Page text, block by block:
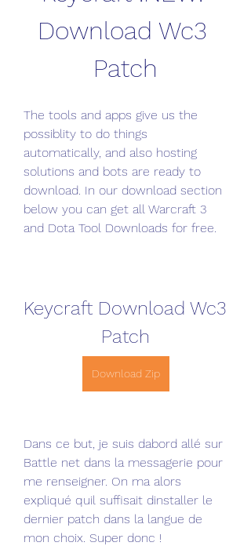
Download Wc3
Patch
The tools and apps give us the
possiblity to do things
automatically, and also hosting
solutions and bots are ready to
download. In our download section
below you can get all Warcraft 3
and Dota Tool Downloads for free.
Keycraft Download Wc3
Patch
Download Zip
Dans ce but, je suis dabord allé sur
Battle net dans la messagerie pour
me renseigner. On ma alors
expliqué quil suffisait dinstaller le
dernier patch dans la langue de
mon choix. Super donc !